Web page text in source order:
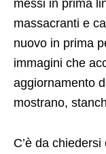
messi in prima
massacranti e
nuovo in prima
immagini che
aggiornamento
mostrano,
C’è da